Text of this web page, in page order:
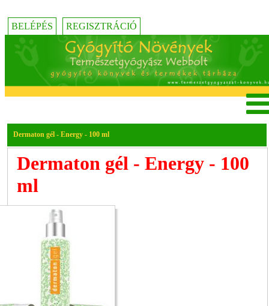
BELÉPÉS REGISZTRÁCIÓ
Dermaton gél - Energy - 100 ml
Dermaton gél - Energy - 100
ml